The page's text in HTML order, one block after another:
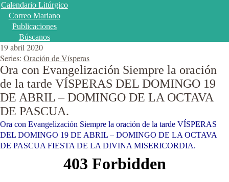
Calendario Litúrgico
Correo Mariano
Publicaciones
Búscanos
19 abril 2020
Series: Oración de Vísperas
Ora con Evangelización Siempre la oración
de la tarde VÍSPERAS DEL DOMINGO 19
DE ABRIL – DOMINGO DE LA OCTAVA
DE PASCUA.
Ora con Evangelización Siempre la oración de la tarde VÍSPERAS
DEL DOMINGO 19 DE ABRIL – DOMINGO DE LA OCTAVA
DE PASCUA FIESTA DE LA DIVINA MISERICORDIA.